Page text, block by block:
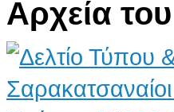
Αρχεία